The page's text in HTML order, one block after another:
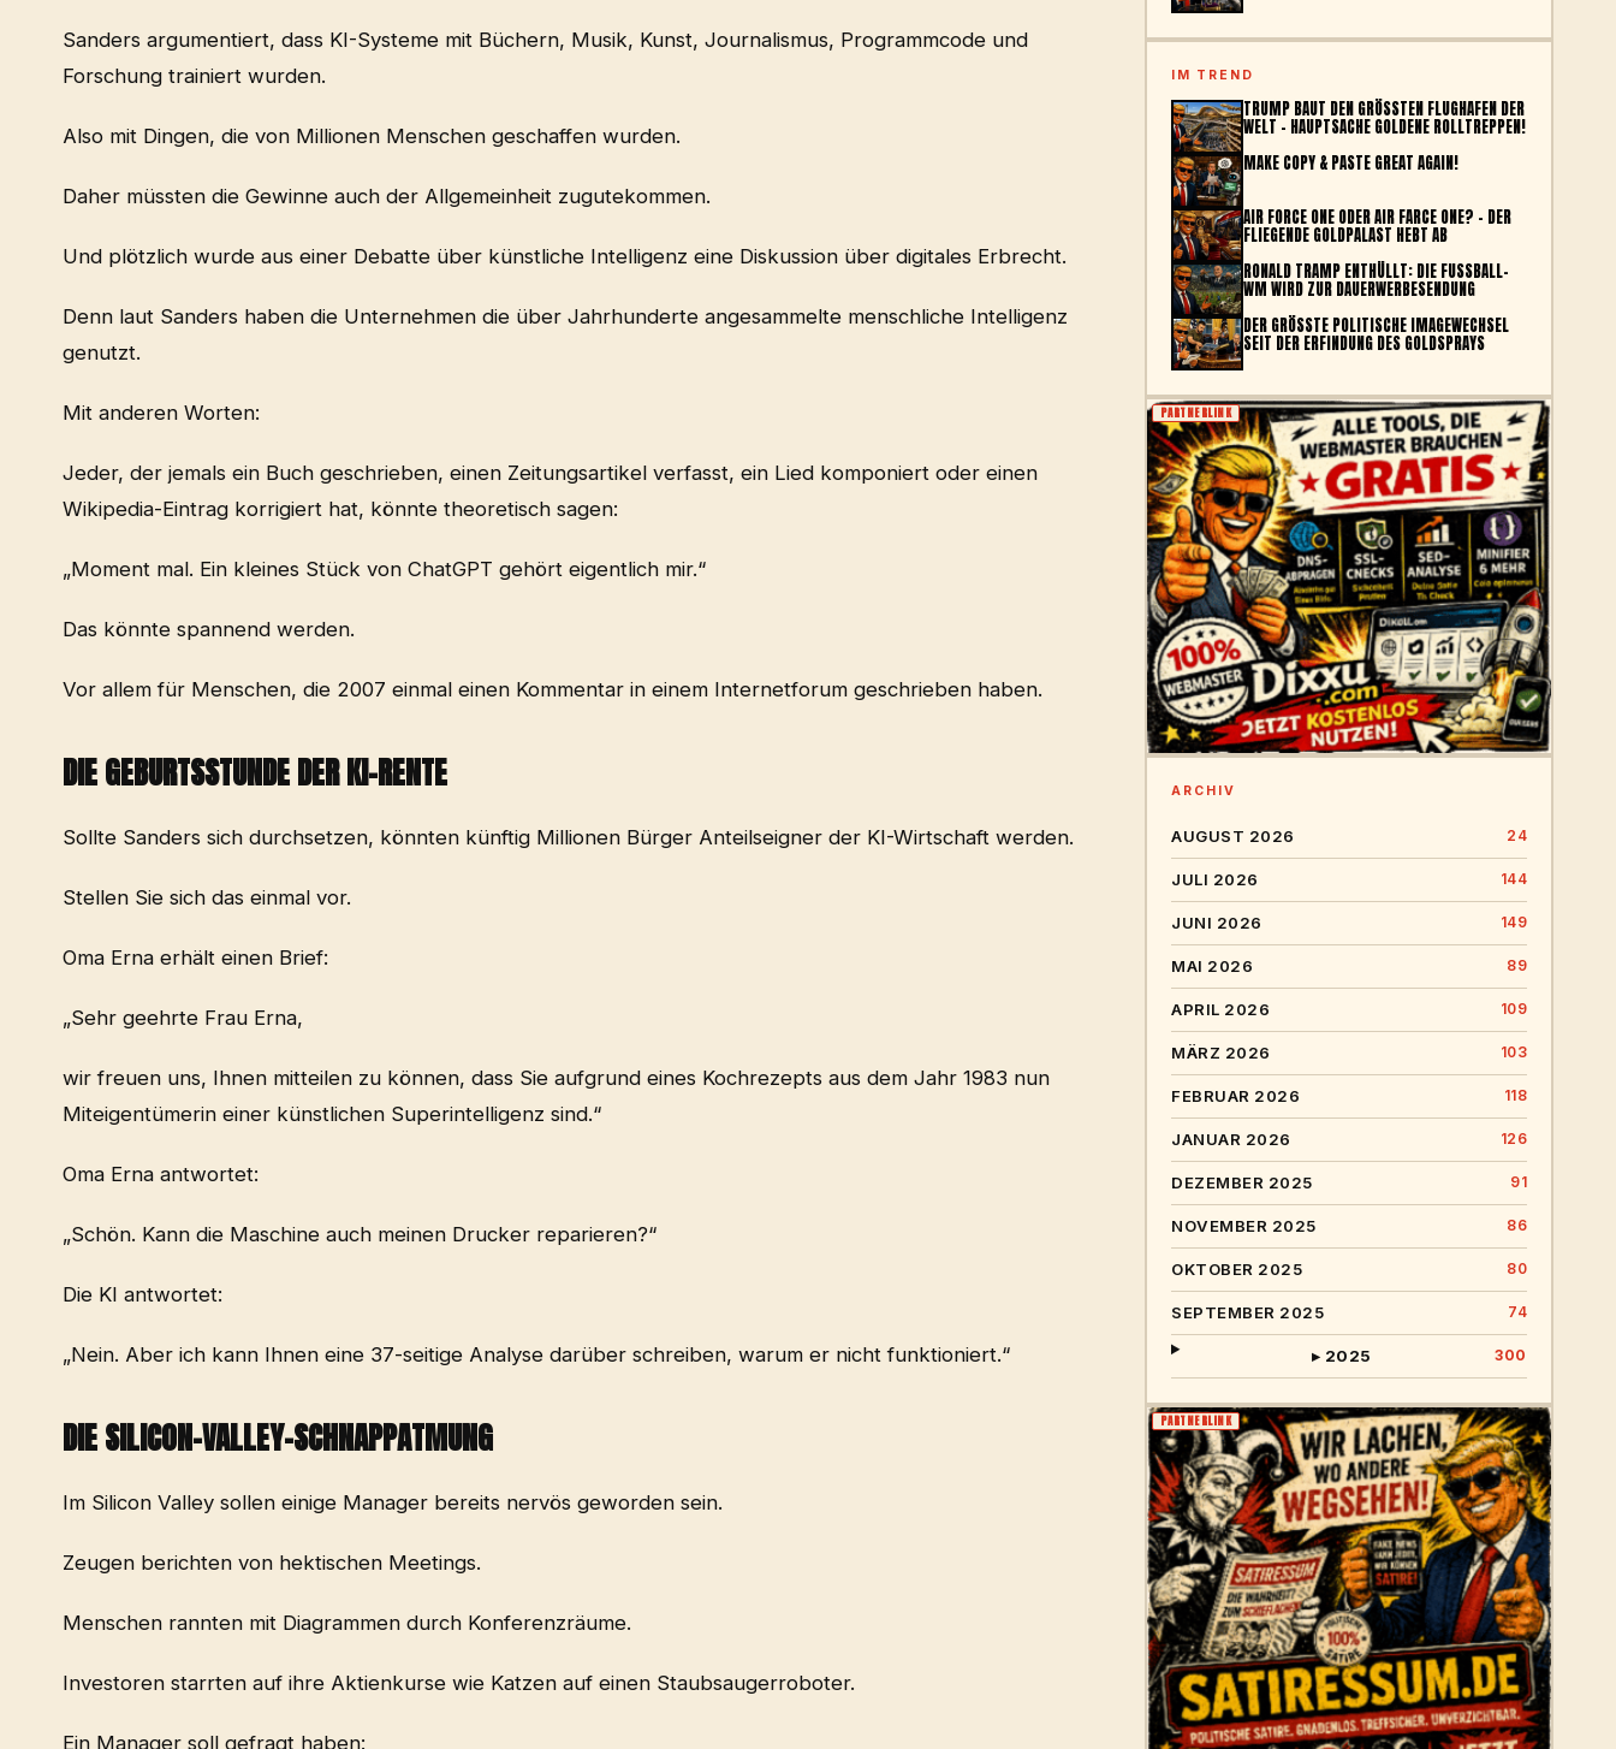
Sanders argumentiert, dass KI-Systeme mit Büchern, Musik, Kunst, Journalismus, Programmcode und
Forschung trainiert wurden.
Also mit Dingen, die von Millionen Menschen geschaffen wurden.
Daher müssten die Gewinne auch der Allgemeinheit zugutekommen.
Und plötzlich wurde aus einer Debatte über künstliche Intelligenz eine Diskussion über digitales Erbrecht.
Denn laut Sanders haben die Unternehmen die über Jahrhunderte angesammelte menschliche Intelligenz
genutzt.
Mit anderen Worten:
Jeder, der jemals ein Buch geschrieben, einen Zeitungsartikel verfasst, ein Lied komponiert oder einen
Wikipedia-Eintrag korrigiert hat, könnte theoretisch sagen:
„Moment mal. Ein kleines Stück von ChatGPT gehört eigentlich mir.“
Das könnte spannend werden.
Vor allem für Menschen, die 2007 einmal einen Kommentar in einem Internetforum geschrieben haben.
DIE GEBURTSSTUNDE DER KI-RENTE
Sollte Sanders sich durchsetzen, könnten künftig Millionen Bürger Anteilseigner der KI-Wirtschaft werden.
Stellen Sie sich das einmal vor.
Oma Erna erhält einen Brief:
„Sehr geehrte Frau Erna,
wir freuen uns, Ihnen mitteilen zu können, dass Sie aufgrund eines Kochrezepts aus dem Jahr 1983 nun
Miteigentümerin einer künstlichen Superintelligenz sind.“
Oma Erna antwortet:
„Schön. Kann die Maschine auch meinen Drucker reparieren?“
Die KI antwortet:
„Nein. Aber ich kann Ihnen eine 37-seitige Analyse darüber schreiben, warum er nicht funktioniert.“
DIE SILICON-VALLEY-SCHNAPPATMUNG
Im Silicon Valley sollen einige Manager bereits nervös geworden sein.
Zeugen berichten von hektischen Meetings.
Menschen rannten mit Diagrammen durch Konferenzräume.
Investoren starrten auf ihre Aktienkurse wie Katzen auf einen Staubsaugerroboter.
Ein Manager soll gefragt haben:
IM TREND
TRUMP BAUT DEN GRÖSSTEN FLUGHAFEN DER W
ELT – HAUPTSACHE GOLDENE ROLLTREPPEN!
MAKE COPY & PASTE GREAT AGAIN!
AIR FORCE ONE ODER AIR FARCE ONE? – DER
FLIEGENDE GOLDPALAST HEBT AB
RONALD TRAMP ENTHÜLLT: DIE FUSSBALL-W
M WIRD ZUR DAUERWERBESENDUNG
DER GRÖSSTE POLITISCHE IMAGEWECHSEL S
EIT DER ERFINDUNG DES GOLDSPRAYS
PARTNERLINK
ARCHIV
AUGUST 2026 24
JULI 2026 144
JUNI 2026 149
MAI 2026 89
APRIL 2026 109
MÄRZ 2026 103
FEBRUAR 2026 118
JANUAR 2026 126
DEZEMBER 2025 91
NOVEMBER 2025 86
OKTOBER 2025 80
SEPTEMBER 2025 74
▸ 2025 300
PARTNERLINK